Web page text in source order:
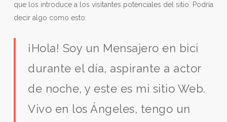
que los introduce a los visitantes potenciales del sitio. Podría
decir algo como esto:
¡Hola! Soy un Mensajero en bici
durante el día, aspirante a actor
de noche, y este es mi sitio Web.
Vivo en los Ángeles, tengo un